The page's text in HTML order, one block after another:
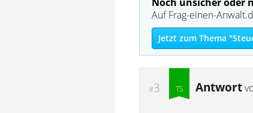
Auf Frag-einen-
Jetzt zum Thema
#3 Antwort